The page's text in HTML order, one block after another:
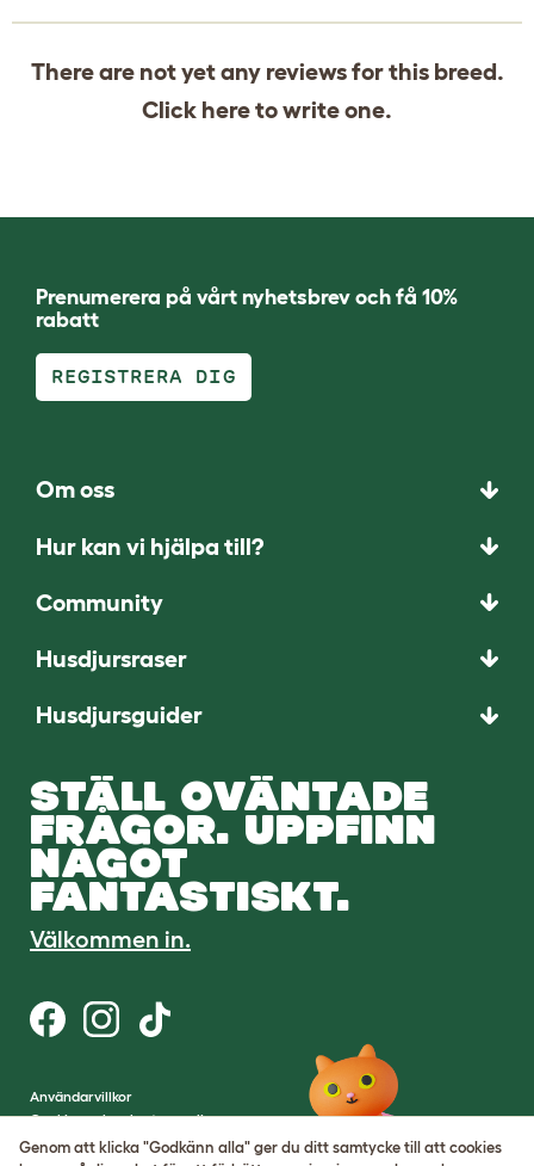
There are not yet any reviews for this breed.
Click hereto write one.
Prenumerera på vårt nyhetsbrev och få 10%
rabatt
REGISTRERA DIG
Om oss
Hur kan vi hjälpa till?
Community
Husdjursraser
Husdjursguider
STÄLL OVÄNTADE
FRÅGOR. UPPFINN
NÅGOT
FANTASTISKT.
Välkommen in.
Användarvillkor
Cookies och sekretesspolicy
Cookie Settings
Genom att klicka "Godkänn alla" ger du ditt samtycke till att cookies